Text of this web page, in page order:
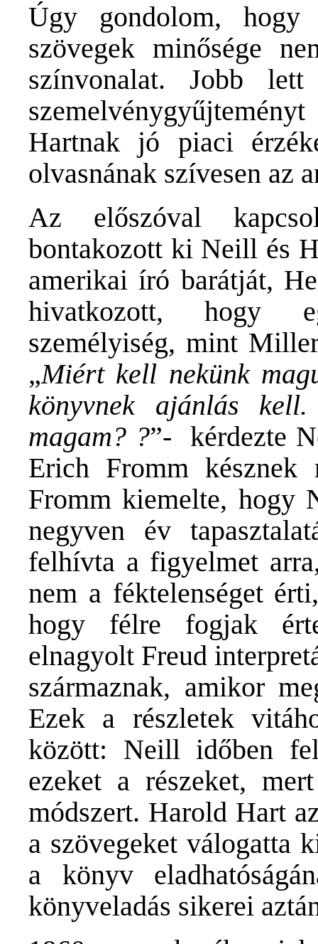
Úgy gondolom, hogy
szövegek minősége
színvonalat. Jobb
Hartnak jó piaci
olvasnának szívesen az
Az előszóval
bontakozott ki Neill és
amerikai író barátját,
hivatkozott, hogy
személyiség, mint
„Miért kell nekünk
könyvnek ajánlás
magam? ?”- kérdezte
Erich Fromm késznek
Fromm kiemelte, hogy
negyven év
felhívta a figyelmet
nem a féktelenséget
hogy félre fogjak
elnagyolt Freud
származnak, amikor
Ezek a részletek
között: Neill időben
ezeket a részeket,
módszert. Harold Hart
a szövegeket válogatta
a könyv
könyveladás sikerei